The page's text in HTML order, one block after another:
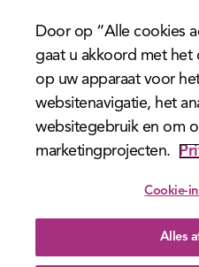
menu
Alles Mokken
Tassen Kantoor
Schoudertas small staand
Door op “Alle cookies
gaat u akkoord met het
op uw apparaat voor
websitenavigatie, het
websitegebruik en om
marketingprojecten.
Cookie-
Alles